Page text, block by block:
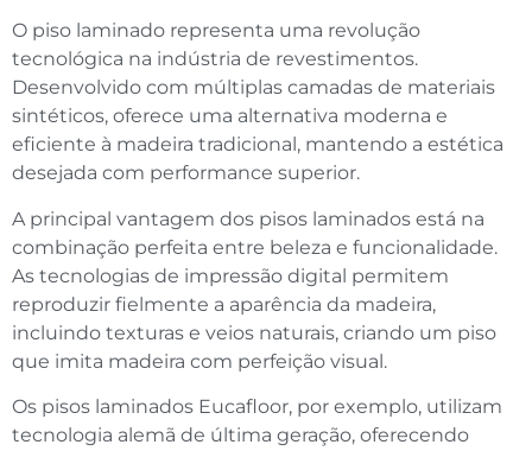
O piso laminado representa uma revolução
tecnológica na indústria de revestimentos.
Desenvolvido com múltiplas camadas de materiais
sintéticos, oferece uma alternativa moderna e
eficiente à madeira tradicional, mantendo a estética
desejada com performance superior.
A principal vantagem dos pisos laminados está na
combinação perfeita entre beleza e funcionalidade.
As tecnologias de impressão digital permitem
reproduzir fielmente a aparência da madeira,
incluindo texturas e veios naturais, criando um piso
que imita madeira com perfeição visual.
Os pisos laminados Eucafloor, por exemplo, utilizam
tecnologia alemã de última geração, oferecendo